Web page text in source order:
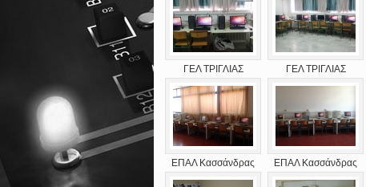
ΓΕΛ ΤΡΙΓΛΙΑΣ ΓΕΛ ΤΡΙΓΛΙΑΣ
ΕΠΑΛ Κασσάνδρας ΕΠΑΛ Κασσάνδρας